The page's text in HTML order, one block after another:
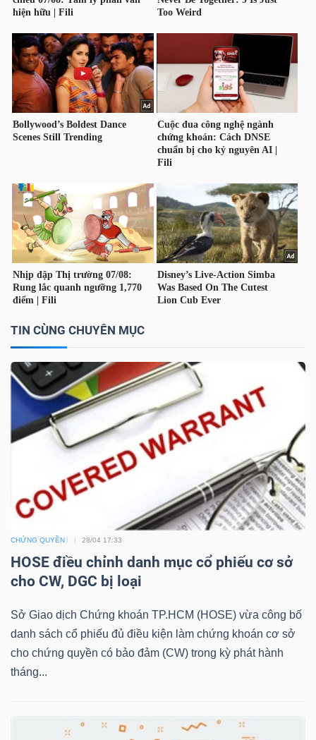
TIN CÙNG CHUYÊN MỤC
CHỨNG QUYỀN 28/04 17:33
HOSE điều chỉnh danh mục cổ phiếu cơ sở
cho CW, DGC bị loại
Sở Giao dịch Chứng khoán TP.HCM (HOSE) vừa công bố
danh sách cổ phiếu đủ điều kiện làm chứng khoán cơ sở
cho chứng quyền có bảo đảm (CW) trong kỳ phát hành
tháng...
THẾ
GIỚI
TÀI
CHÍNH
CÁ
NHÂN
TÍCH
VIETSTOCKFINANCE
MÔ
NGÀNH
DOANH
NGHIỆP